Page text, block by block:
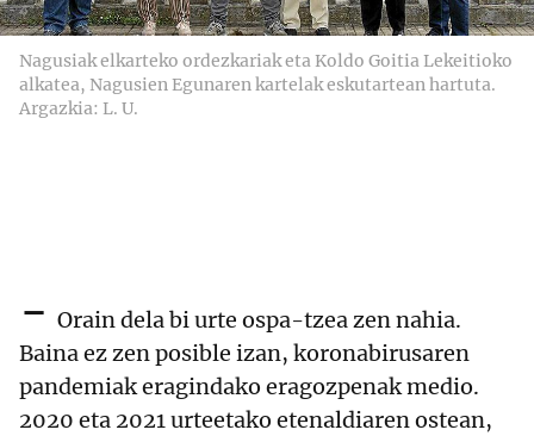
Nagusiak elkarteko ordezkariak eta Koldo Goitia Lekeitioko
alkatea, Nagusien Egunaren kartelak eskutartean hartuta.
Argazkia: L. U.
- Orain dela bi urte ospa-tzea zen nahia.
Baina ez zen posible izan, koronabirusaren
pandemiak eragindako eragozpenak medio.
2020 eta 2021 urteetako etenaldiaren ostean,